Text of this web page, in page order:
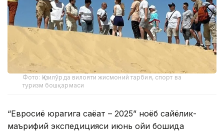
Фото: Қизилўрда вилояти жисмоний тарбия, спорт ва
туризм бошқармаси
“Евросиё юрагига саёҳат – 2025” ноёб сайёҳлик-
маърифий экспедицияси июнь ойи бошида